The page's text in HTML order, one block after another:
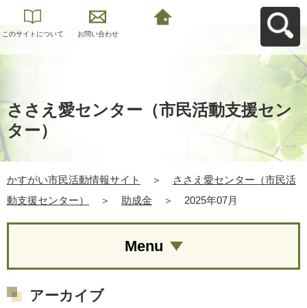
このサイトについて お問い合わせ
ささえ愛センター（市民活動支援セン
ター）
かすがい市民活動情報サイト ＞
ささえ愛センター（市民活
動支援センター）
＞ 助成金 ＞ 2025年07月
Menu
アーカイブ